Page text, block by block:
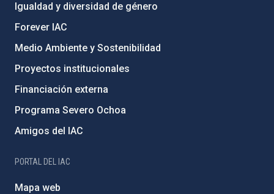
Igualdad y diversidad de género
Forever IAC
Medio Ambiente y Sostenibilidad
Proyectos institucionales
Financiación externa
Programa Severo Ochoa
Amigos del IAC
PORTAL DEL IAC
Mapa web